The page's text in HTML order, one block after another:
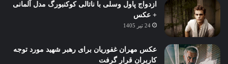
ازدواج پاول وسلی با ناتالی کوکنبورگ مدل آلمانی
+ عکس
24 تیر 1405
عکس مهران غفوریان برای رهبر شهید مورد توجه
کاربران قرار گرفت